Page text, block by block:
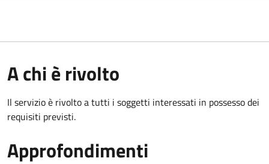
A chi è rivolto
Il servizio è rivolto a tutti i soggetti interessati in possesso dei
requisiti previsti.
Approfondimenti